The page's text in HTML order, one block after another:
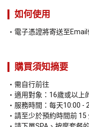
如何使用
電子憑證將寄送至
購買須知摘要
需自行前往
適用對象：16歲或以上
服務時間：每天10:00 -
請至少於預約時間前 15